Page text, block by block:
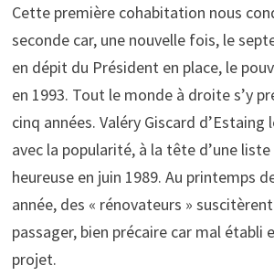
Cette première cohabitation nous
seconde car, une nouvelle fois, le
en dépit du Président en place, le
en 1993. Tout le monde à droite s’y
cinq années. Valéry Giscard
avec la popularité, à la tête d’une
heureuse en juin 1989. Au printemps
année, des « rénovateurs »
passager, bien précaire car mal établi
projet.